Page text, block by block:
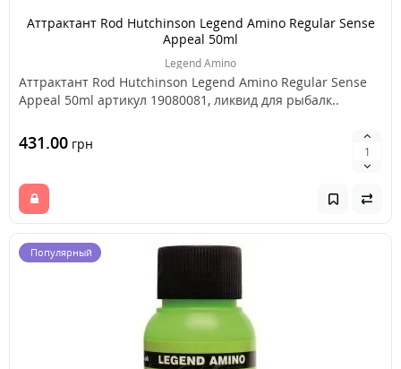
Аттрактант Rod Hutchinson Legend Amino Regular Sense
Appeal 50ml
Legend Amino
Аттрактант Rod Hutchinson Legend Amino Regular Sense
Appeal 50ml артикул 19080081, ликвид для рыбалк..
431.00 грн
Популярный